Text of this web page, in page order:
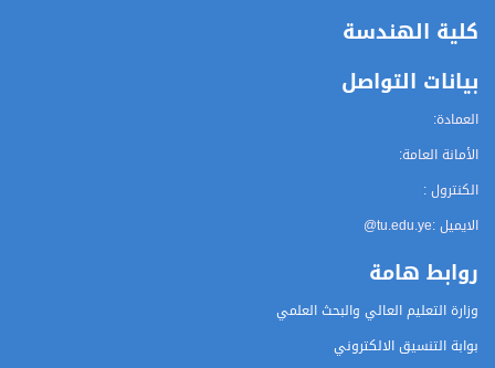
كلية الهندسة
بيانات التواصل
العمادة:
الأمانة العامة:
الكنترول :
الايميل :@tu.edu.ye
روابط هامة
وزارة التعليم العالي والبحث العلمي
بوابة التنسيق الالكتروني